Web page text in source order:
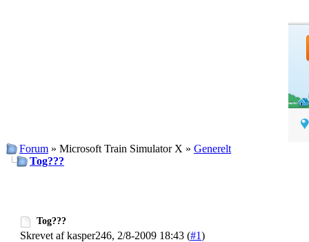
Forum » Microsoft Train Simulator X » Generelt
Tog???
Tog???
Skrevet af kasper246, 2/8-2009 18:43 (#1)